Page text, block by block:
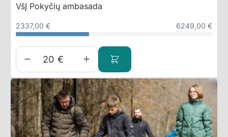
VšĮ Pokyčių ambasada
2337,00 € 6249,00 €
€